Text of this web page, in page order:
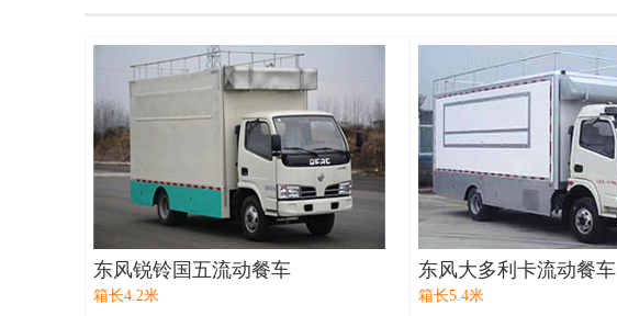
东风锐铃国五流动餐车
箱长4.2米
东风大多利卡流动餐车
箱长5.4米